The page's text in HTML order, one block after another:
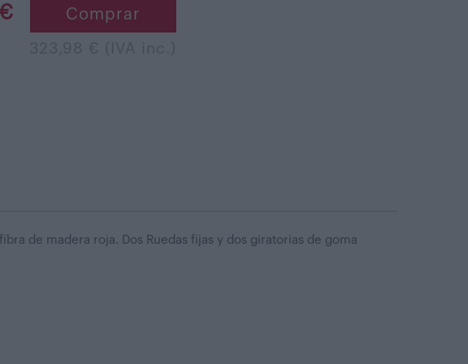
Comprar
de madera roja. Dos Ruedas fijas y dos giratorias de goma